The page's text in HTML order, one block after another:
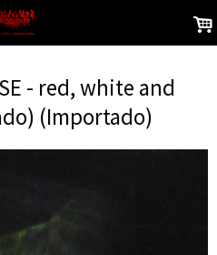
.
- red, white and
(Importado)